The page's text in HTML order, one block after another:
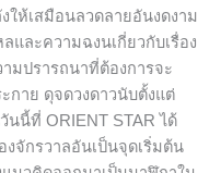
ห้เสมือนลวดลายอันงดงาม
และความฉงนเกี่ยวกับเรื่อง
มปรารถนาที่ต้องการจะ
กาย ดุจดวงดาวนับตั้งแต่
นนี้ที่ ORIENT STAR ได้
งจักรวาลอันเป็นจุดเริ่มต้น